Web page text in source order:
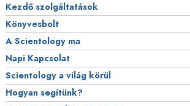
Kezdő szolgáltatások
Könyvesbolt
A Scientology ma
Napi Kapcsolat
Scientology a világ körül
Hogyan segítünk?